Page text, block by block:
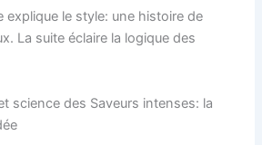
explique le style: une histoire de
La suite éclaire la logique des
science des Saveurs intenses: la